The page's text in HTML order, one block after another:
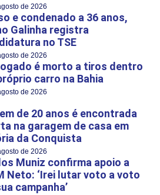
de 2026
e condenado a 36 anos,
Galinha registra
no TSE
de 2026
é morto a tiros dentro
carro na Bahia
de 2026
de 20 anos é encontrada
na garagem de casa em
da Conquista
de 2026
Muniz confirma apoio a
Neto: ‘Irei lutar voto a voto
campanha’